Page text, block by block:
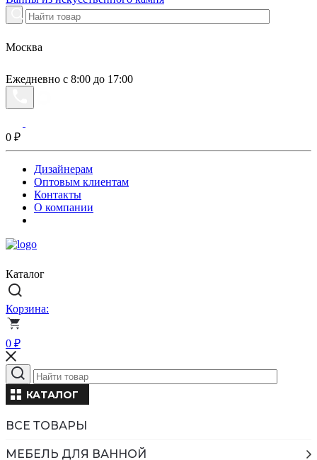
Москва
Ежедневно с 8:00 до 17:00
0 ₽
Дизайнерам
Оптовым клиентам
Контакты
О компании
Каталог
Корзина:
0 ₽
КАТАЛОГ
ВСЕ ТОВАРЫ
МЕБЕЛЬ ДЛЯ ВАННОЙ